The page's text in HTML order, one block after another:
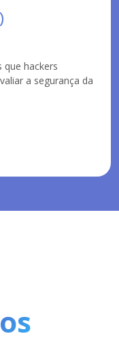
que hackers
a segurança da